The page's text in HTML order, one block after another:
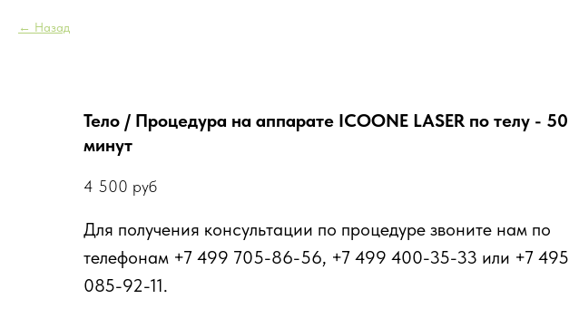
Назад
Тело / Процедура на аппарате ICOONE LASER по телу - 50
минут
4 500 руб
Для получения консультации по процедуре звоните нам по
телефонам +7 499 705-86-56, +7 499 400-35-33 или +7 495
085-92-11.